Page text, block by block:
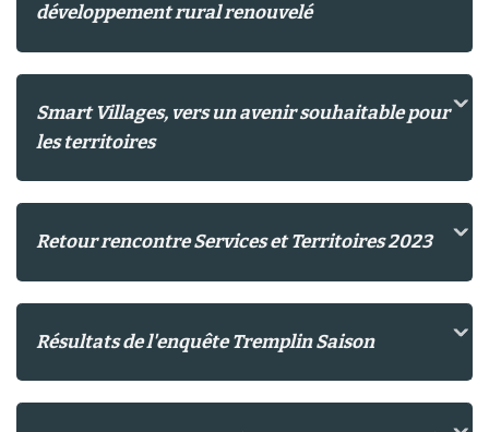
développement rural renouvelé
Smart Villages, vers un avenir souhaitable pour
les territoires
Retour rencontre Services et Territoires 2023
Résultats de l'enquête Tremplin Saison